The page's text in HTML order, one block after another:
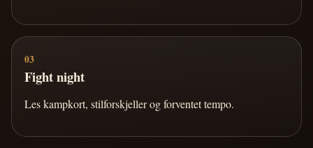
03
Fight night
Les kampkort, stilforskjeller og forventet tempo.